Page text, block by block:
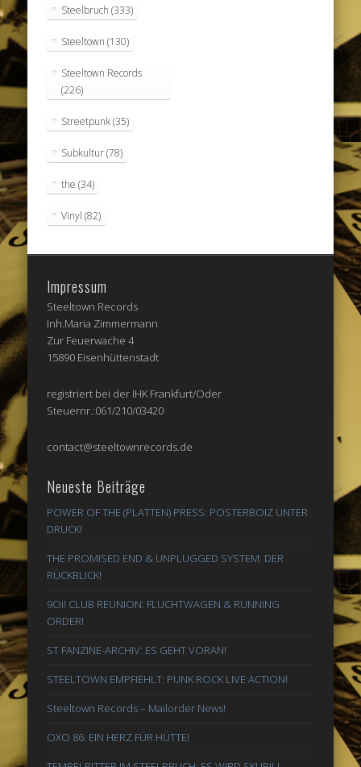
Steelbruch (333)
Steeltown (130)
Steeltown Records
(226)
Streetpunk(35)
Subkultur(78)
the (34)
Vinyl (82)
Impressum
Steeltown Records
Inh.Maria Zimmermann
Zur Feuerwache 4
15890 Eisenhüttenstadt
registriert bei der IHK Frankfurt/Oder
Steuernr.:061/210/03420
contact@steeltownrecords.de
Neueste Beiträge
POWER OF THE (PLATTEN) PRESS: POSTERBOIZ UNTER
DRUCK!
THE PROMISED END & UNPLUGGED SYSTEM: DER
RÜCKBLICK!
9Oi! CLUB REUNION: FLUCHTWAGEN & RUNNING
ORDER!
ST FANZINE-ARCHIV: ES GEHT VORAN!
STEELTOWN EMPFIEHLT: PUNK ROCK LIVE ACTION!
Steeltown Records – Mailorder News!
OXO 86: EIN HERZ FÜR HÜTTE!